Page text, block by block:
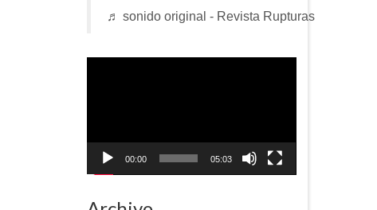
♬ sonido original - Revista Rupturas
00:00 05:03